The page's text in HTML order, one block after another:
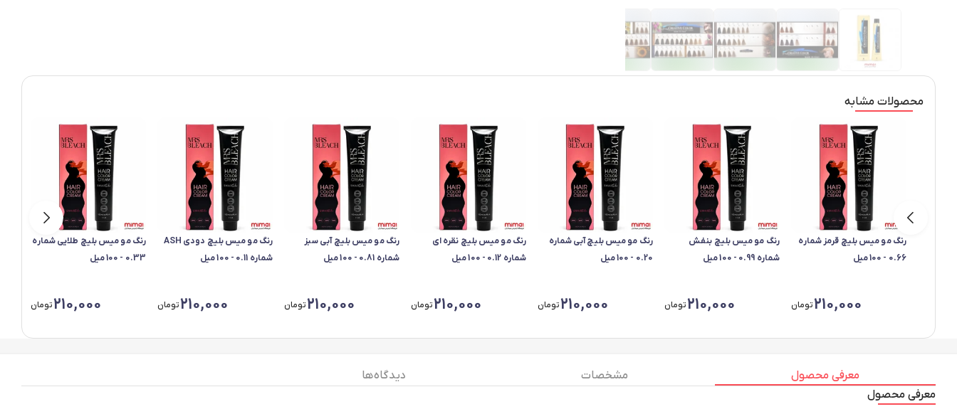
محصولات مشابه
رنگ مو میس بلیچ قرمز شماره
0.66 - 100 میل
210,000تومان
رنگ مو میس بلیچ بنفش
شماره 0.99 - 100 میل
210,000تومان
رنگ مو میس بلیچ آبی شماره
0.20 - 100 میل
210,000تومان
رنگ مو میس بلیچ نقره ای
شماره 0.12 - 100 میل
210,000تومان
رنگ مو میس بلیچ آبی سبز
شماره 0.81 - 100 میل
210,000تومان
رنگ مو میس بلیچ دودی ASH
شماره 0.11 - 100 میل
210,000تومان
رنگ مو میس بلیچ طلایی شماره
0.33 - 100 میل
210,000تومان
معرفی محصول مشخصات
دیدگاه ها
معرفی محصول